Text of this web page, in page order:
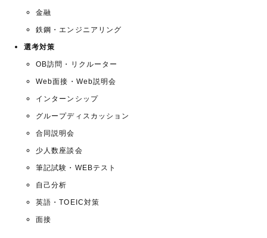
金融
鉄鋼・エンジニアリング
選考対策
OB訪問・リクルーター
Web面接・Web説明会
インターンシップ
グループディスカッション
合同説明会
少人数座談会
筆記試験・WEBテスト
自己分析
英語・TOEIC対策
面接